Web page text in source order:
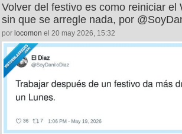
Volver del festivo es como reiniciar
sin que se arregle nada, por
por locomon el 20 may 2026, 15:32